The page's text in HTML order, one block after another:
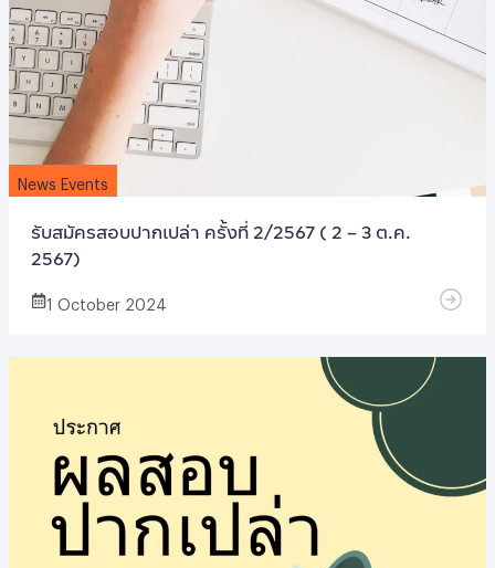
News Events
รับสมัครสอบปากเปล่า ครั้งที่ 2/2567 ( 2 – 3 ต.ค.
2567)
1 October 2024